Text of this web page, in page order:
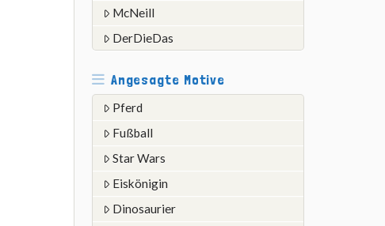
McNeill
DerDieDas
Angesagte Motive
Pferd
Fußball
Star Wars
Eiskönigin
Dinosaurier